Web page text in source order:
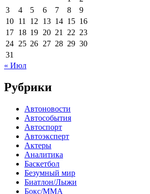
3
4 5 6 7 8
9
10 11 12 13 14 15 16
17 18 19 20 21 22 23
24 25 26 27 28 29 30
31
« Июл
Рубрики
Автоновости
Автособытия
Автоспорт
Автоэксперт
Актеры
Аналитика
Баскетбол
Безумный мир
Биатлон/Лыжи
Бокс/MMA